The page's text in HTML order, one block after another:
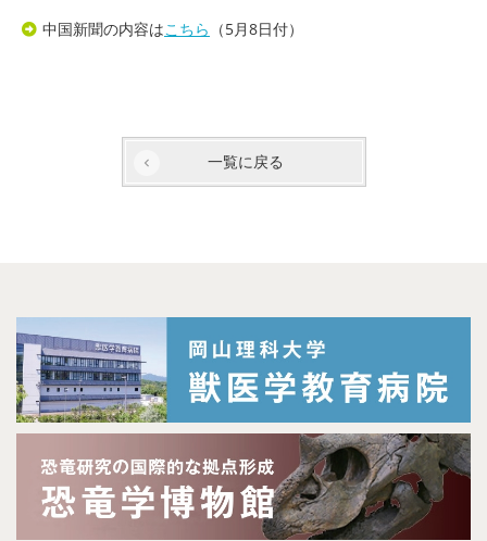
中国新聞の内容はこちら （5月8日付）
一覧に戻る